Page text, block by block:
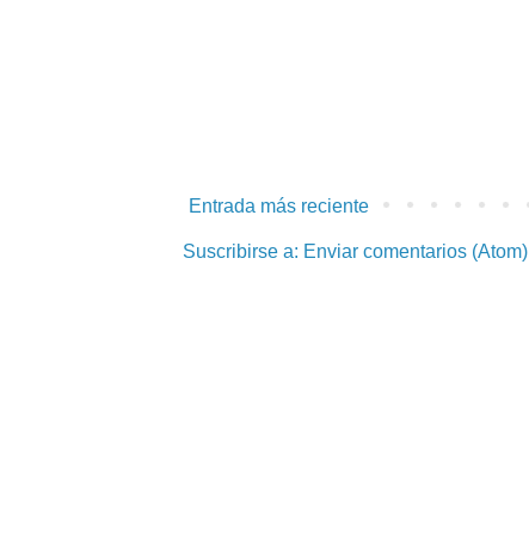
Entrada más reciente
Suscribirse a: Enviar comentarios (Atom)